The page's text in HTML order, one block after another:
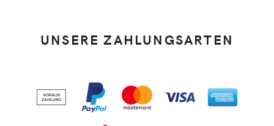
UNSERE ZAHLUNGSARTEN